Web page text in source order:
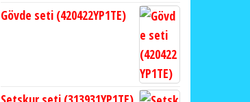
Gövde seti (420422YP1TE)